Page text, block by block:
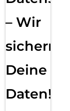
– Wir
sichern
Deine
Daten!